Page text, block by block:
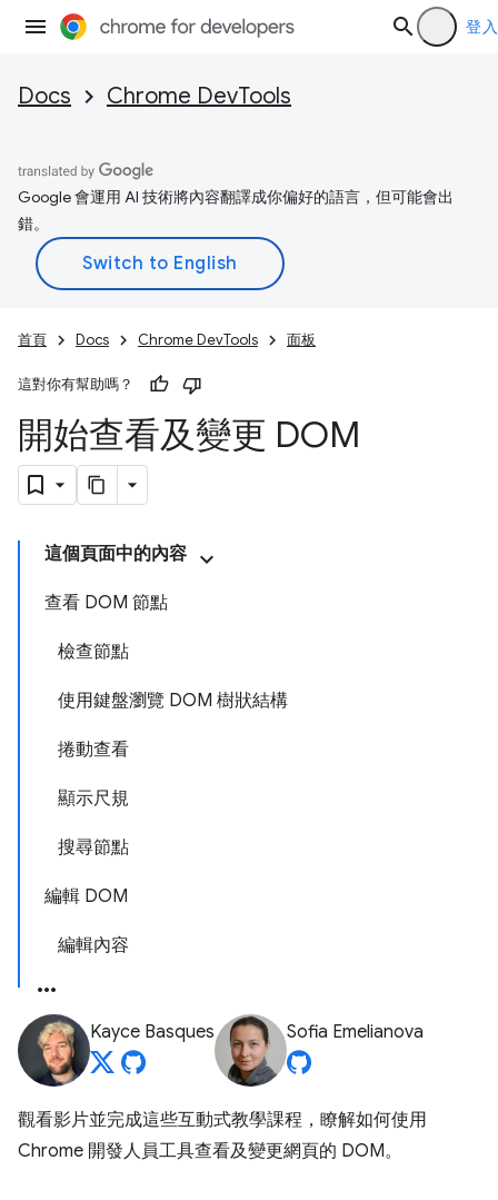
登入
Docs Chrome DevTools
Google 會運用 AI 技術將內容翻譯成你偏好的語言，但可能會出
錯。
首頁 Docs Chrome DevTools 面板
這對你有幫助嗎？
開始查看及變更 DOM
這個頁面中的內容
查看 DOM 節點
檢查節點
使用鍵盤瀏覽 DOM 樹狀結構
捲動查看
顯示尺規
搜尋節點
編輯 DOM
編輯內容
Kayce Basques Sofia Emelianova
觀看影片並完成這些互動式教學課程，瞭解如何使用
Chrome 開發人員工具查看及變更網頁的 DOM。